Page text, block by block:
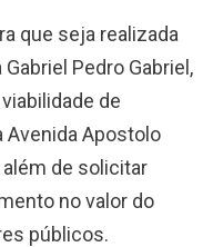
que seja realizada
Pedro Gabriel,
de
Avenida Apostolo
além de solicitar
no valor do
públicos.